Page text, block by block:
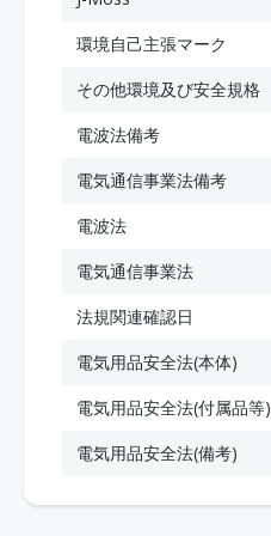
環境自己主張マーク
その他環境及び安全規格
電波法備考
電気通信事業法備考
電波法
電気通信事業法
法規関連確認日
電気用品安全法(本体)
電気用品安全法(付属品等)
電気用品安全法(備考)